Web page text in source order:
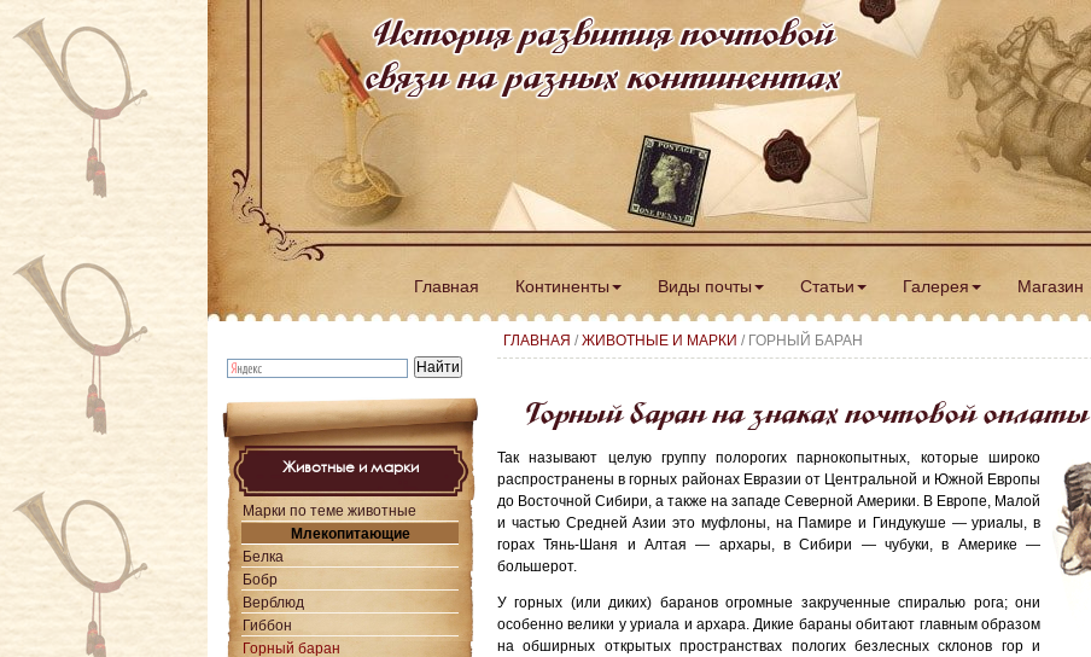
История развития почтовой
связи на разных континентах
Главная Континенты Виды почты Статьи Галерея Магазин
ГЛАВНАЯ /ЖИВОТНЫЕ И МАРКИ / ГОРНЫЙ БАРАН
Горный баран на знаках почтовой оплаты
Так называют целую группу полорогих парнокопытных, которые широко
распространены в горных районах Евразии от Центральной и Южной Европы
до Восточной Сибири, а также на западе Северной Америки. В Европе, Малой
и частью Средней Азии это муфлоны, на Памире и Гиндукуше — уриалы, в
горах Тянь-Шаня и Алтая — архары, в Сибири — чубуки, в Америке —
большерот.
У горных (или диких) баранов огромные закрученные спиралью рога; они
особенно велики у уриала и архара. Дикие бараны обитают главным образом
на обширных открытых пространствах пологих безлесных склонов гор и
Животные и марки
Марки по теме животные
Млекопитающие
Белка
Бобр
Верблюд
Гиббон
Горный баран